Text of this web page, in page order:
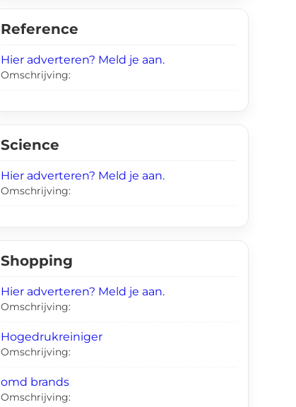
Reference
Hier adverteren? Meld je aan.
Omschrijving:
Science
Hier adverteren? Meld je aan.
Omschrijving:
Shopping
Hier adverteren? Meld je aan.
Omschrijving:
Hogedrukreiniger
Omschrijving:
omd brands
Omschrijving: